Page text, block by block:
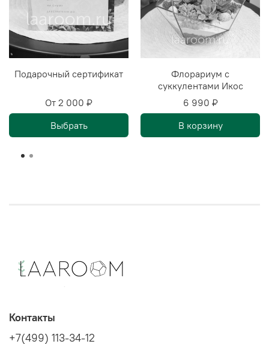
Подарочный сертификат
От 2 000 ₽
Выбрать
Флорариум с
суккулентами Икос
6 990 ₽
В корзину
Контакты
+7(499) 113-34-12